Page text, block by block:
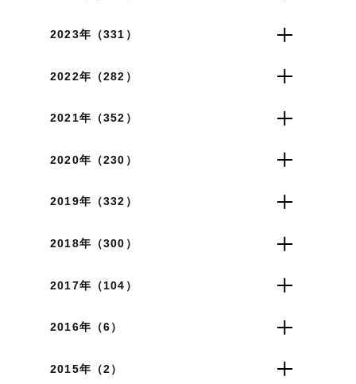
2023年（331）
2022年（282）
2021年（352）
2020年（230）
2019年（332）
2018年（300）
2017年（104）
2016年（6）
2015年（2）